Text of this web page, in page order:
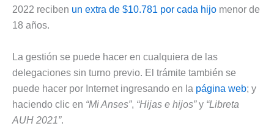
2022 reciben un extra de $10.781 por cada hijo menor de
18 años.
La gestión se puede hacer en cualquiera de las
delegaciones sin turno previo. El trámite también se
puede hacer por Internet ingresando en la página web; y
haciendo clic en “Mi Anses”, “Hijas e hijos”y “Libreta
AUH 2021”.